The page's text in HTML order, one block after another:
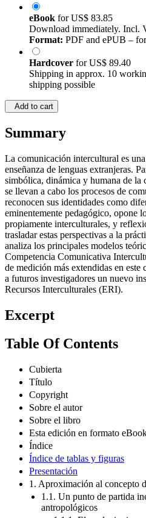
eBook forUS$ 83.85
Download immediately. Incl.
Format: PDF and ePUB –
Hardcover forUS$ 89.40
Shipping in approx. 10
shipping possible
Add to cart
Summary
La comunicación intercultural es
enseñanza de lenguas extranjeras.
simbólica, dinámica y humana de la
se llevan a cabo los procesos de
reconocen sus identidades como
eminentemente pedagógico, opone
propiamente interculturales, y
trasladar estas perspectivas a la
analiza los principales modelos
Competencia Comunicativa
de medición más extendidas en
a futuros investigadores un nuevo
Recursos Interculturales (ERI).
Excerpt
Table Of Contents
Cubierta
Título
Copyright
Sobre el autor
Sobre el libro
Esta edición en formato
Índice
Índice de tablas y figuras
Presentación
1. Aproximación al concepto
1.1. Un punto de partida
antropológicos